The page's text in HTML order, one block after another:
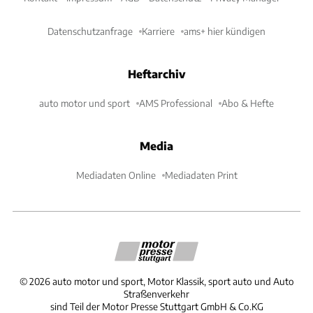
Datenschutzanfrage Karriere ams+ hier kündigen
Heftarchiv
auto motor und sport AMS Professional Abo & Hefte
Media
Mediadaten Online Mediadaten Print
©2026 auto motor und sport, Motor Klassik, sport auto und Auto
Straßenverkehr
sind Teil der Motor Presse Stuttgart GmbH & Co.KG